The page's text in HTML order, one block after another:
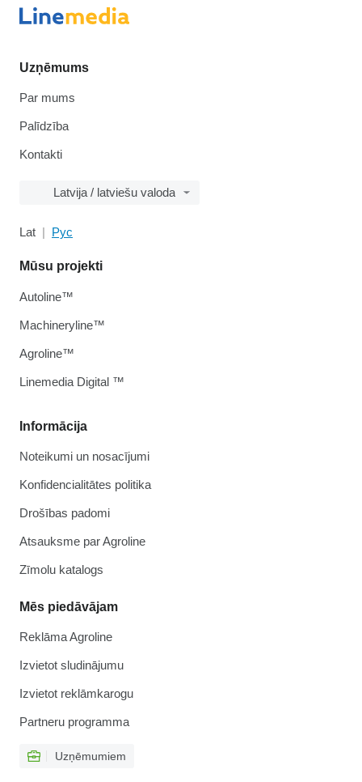
Uzņēmums
Par mums
Palīdzība
Kontakti
Latvija / latviešu valoda
Lat Рус
Informācija
Noteikumi un nosacījumi
Konfidencialitātes politika
Drošības padomi
Atsauksme par Agroline
Zīmolu katalogs
Mēs piedāvājam
Reklāma Agroline
Izvietot sludinājumu
Izvietot reklāmkarogu
Partneru programma
Uzņēmumiem
Mūsu projekti
Autoline™
Machineryline™
Agroline™
Linemedia Digital ™